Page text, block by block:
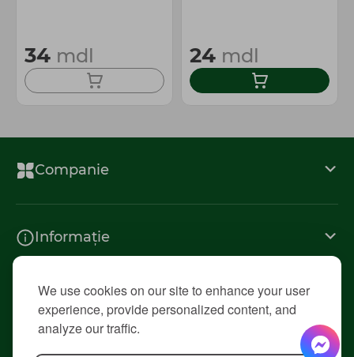
We use cookies on our site to enhance your user
experience, provide personalized content, and
analyze our traffic.
34 mdl 24 mdl
Companie
Informație
Contacte